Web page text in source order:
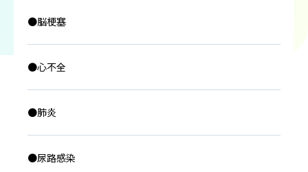
●脳梗塞
●心不全
●肺炎
●尿路感染